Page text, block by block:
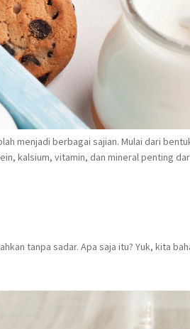
menjadi berbagai sajian. Mulai dari
kalsium, vitamin, dan mineral penting
tanpa sadar. Apa saja itu? Yuk, kita